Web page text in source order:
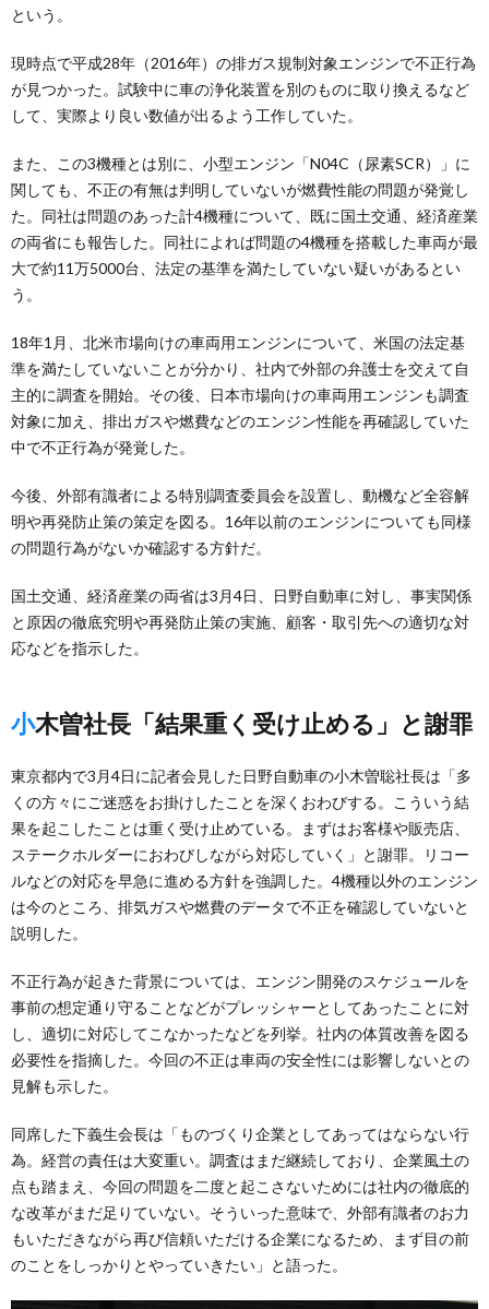
という。
現時点で平成28年（2016年）の排ガス規制対象エンジンで不正行為
が見つかった。試験中に車の浄化装置を別のものに取り換えるなど
して、実際より良い数値が出るよう工作していた。
また、この3機種とは別に、小型エンジン「N04C（尿素SCR）」に
関しても、不正の有無は判明していないが燃費性能の問題が発覚し
た。同社は問題のあった計4機種について、既に国土交通、経済産業
の両省にも報告した。同社によれば問題の4機種を搭載した車両が最
大で約11万5000台、法定の基準を満たしていない疑いがあるとい
う。
18年1月、北米市場向けの車両用エンジンについて、米国の法定基
準を満たしていないことが分かり、社内で外部の弁護士を交えて自
主的に調査を開始。その後、日本市場向けの車両用エンジンも調査
対象に加え、排出ガスや燃費などのエンジン性能を再確認していた
中で不正行為が発覚した。
今後、外部有識者による特別調査委員会を設置し、動機など全容解
明や再発防止策の策定を図る。16年以前のエンジンについても同様
の問題行為がないか確認する方針だ。
国土交通、経済産業の両省は3月4日、日野自動車に対し、事実関係
と原因の徹底究明や再発防止策の実施、顧客・取引先への適切な対
応などを指示した。
小木曽社長「結果重く受け止める」と謝罪
東京都内で3月4日に記者会見した日野自動車の小木曽聡社長は「多
くの方々にご迷惑をお掛けしたことを深くおわびする。こういう結
果を起こしたことは重く受け止めている。まずはお客様や販売店、
ステークホルダーにおわびしながら対応していく」と謝罪。リコー
ルなどの対応を早急に進める方針を強調した。4機種以外のエンジン
は今のところ、排気ガスや燃費のデータで不正を確認していないと
説明した。
不正行為が起きた背景については、エンジン開発のスケジュールを
事前の想定通り守ることなどがプレッシャーとしてあったことに対
し、適切に対応してこなかったなどを列挙。社内の体質改善を図る
必要性を指摘した。今回の不正は車両の安全性には影響しないとの
見解も示した。
同席した下義生会長は「ものづくり企業としてあってはならない行
為。経営の責任は大変重い。調査はまだ継続しており、企業風土の
点も踏まえ、今回の問題を二度と起こさないためには社内の徹底的
な改革がまだ足りていない。そういった意味で、外部有識者のお力
もいただきながら再び信頼いただける企業になるため、まず目の前
のことをしっかりとやっていきたい」と語った。